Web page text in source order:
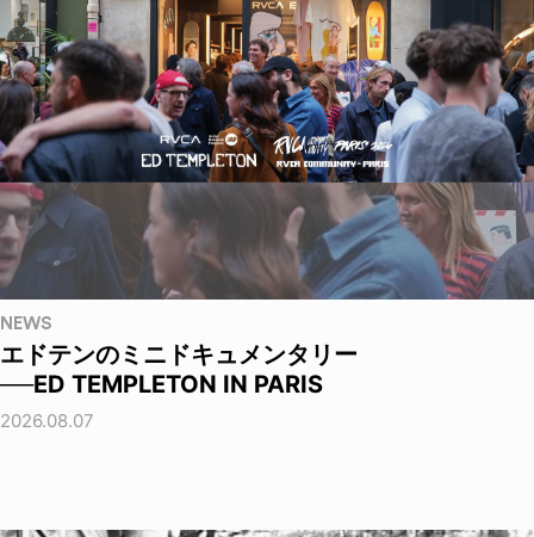
NEWS
エドテンのミニドキュメンタリー
──ED TEMPLETON IN PARIS
2026.08.07